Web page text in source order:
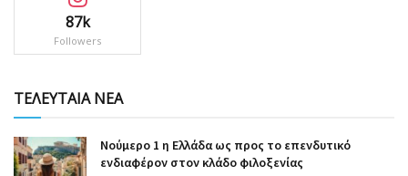
87k
Followers
ΤΕΛΕΥΤΑΙΑ ΝΕΑ
Nούμερο 1 η Ελλάδα ως προς το επενδυτικό
ενδιαφέρον στον κλάδο φιλοξενίας